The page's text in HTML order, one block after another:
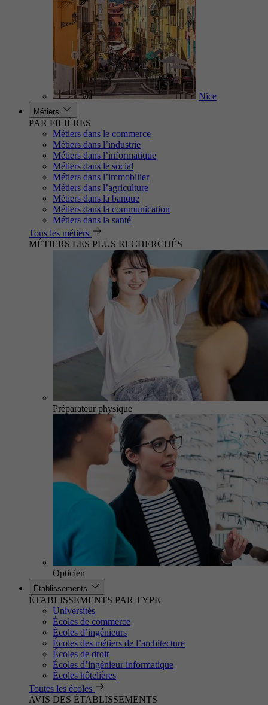
Nice
Métiers
PAR FILIÈRES
Métiers dans le commerce
Métiers dans l’industrie
Métiers dans l’informatique
Métiers dans le social
Métiers dans l’immobilier
Métiers dans l’agriculture
Métiers dans la banque
Métiers dans la communication
Métiers dans la santé
Tous les métiers
MÉTIERS LES PLUS RECHERCHÉS
Préparateur physique
Opticien
Établissements
ÉTABLISSEMENTS PAR TYPE
Universités
Écoles de commerce
Écoles d’ingénieurs
Écoles des métiers de l’architecture
Écoles de droit
Écoles d’ingénieur informatique
Écoles hôtelières
Toutes les écoles
AVIS DES ÉTABLISSEMENTS